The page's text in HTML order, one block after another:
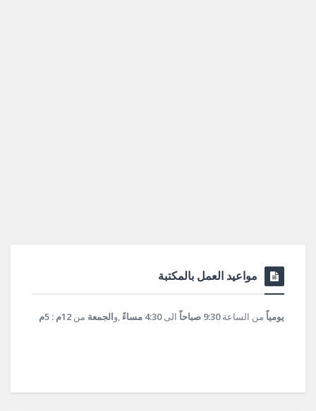
مواعيد العمل بالمكتبة
يومياً من الساعة9:30 صباحاً الى4:30 مساءً ,والجمعة من 12م : 5م